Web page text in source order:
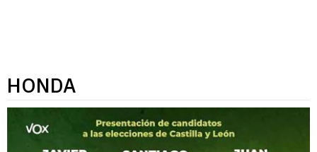
HONDA